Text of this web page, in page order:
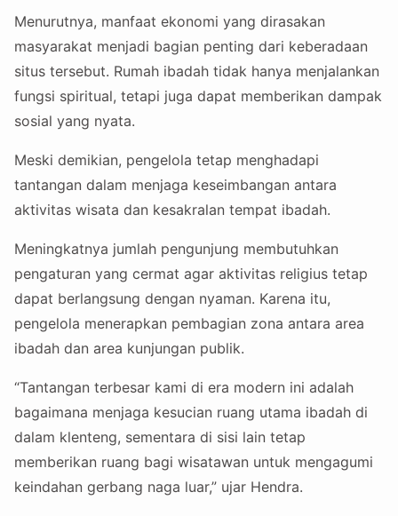
Menurutnya, manfaat ekonomi yang dirasakan
masyarakat menjadi bagian penting dari keberadaan
situs tersebut. Rumah ibadah tidak hanya menjalankan
fungsi spiritual, tetapi juga dapat memberikan dampak
sosial yang nyata.
Meski demikian, pengelola tetap menghadapi
tantangan dalam menjaga keseimbangan antara
aktivitas wisata dan kesakralan tempat ibadah.
Meningkatnya jumlah pengunjung membutuhkan
pengaturan yang cermat agar aktivitas religius tetap
dapat berlangsung dengan nyaman. Karena itu,
pengelola menerapkan pembagian zona antara area
ibadah dan area kunjungan publik.
“Tantangan terbesar kami di era modern ini adalah
bagaimana menjaga kesucian ruang utama ibadah di
dalam klenteng, sementara di sisi lain tetap
memberikan ruang bagi wisatawan untuk mengagumi
keindahan gerbang naga luar,” ujar Hendra.